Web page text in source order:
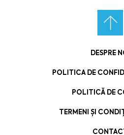
DESPRE
POLITICA DE
POLITICĂ DE
TERMENI ȘI